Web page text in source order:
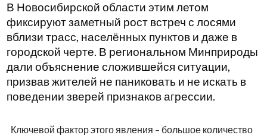
В Новосибирской области этим летом
фиксируют заметный рост встреч с лосями
вблизи трасс, населённых пунктов и даже в
городской черте. В региональном Минприроды
дали объяснение сложившейся ситуации,
призвав жителей не паниковать и не искать в
поведении зверей признаков агрессии.
Ключевой фактор этого явления – большое количество